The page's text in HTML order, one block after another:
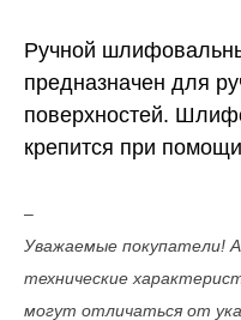
Ручной
предназначен для
поверхностей.
крепится при
–
Уважаемые покупатели!
технические
могут отличаться от